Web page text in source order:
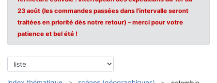
23 août (les commandes passées dans l'intervalle seront
traitées en priorité dès notre retour) – merci pour votre
patience et bel été !